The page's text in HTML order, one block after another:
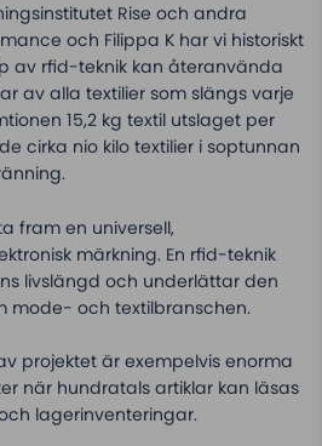
Rise och andra
och Filippa K har vi historiskt
av rfid-teknik kan återanvända
av alla textilier som slängs varje
15,2 kg textil utslaget per
cirka nio kilo textilier i soptunnan
fram en universell,
märkning. En rfid-teknik
livslängd och underlättar den
mode- och textilbranschen.
projektet är exempelvis enorma
när hundratals artiklar kan läsas
lagerinventeringar.